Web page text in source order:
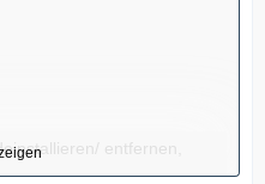
entfernen,